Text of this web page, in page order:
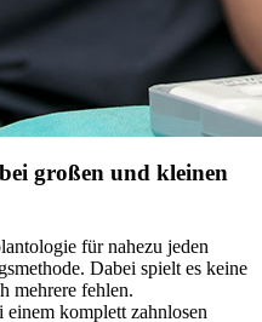
großen und kleinen
für nahezu jeden
Dabei spielt es keine
mehrere fehlen.
einem komplett zahnlosen